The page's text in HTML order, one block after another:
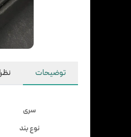
توضیحات
سری
نوع بند